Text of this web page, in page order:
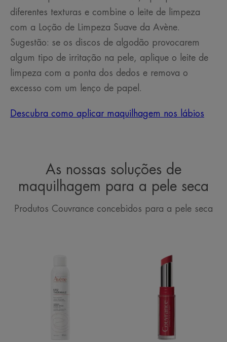
diferentes texturas e combine o leite de limpeza
com a Loção de Limpeza Suave da Avène.
Sugestão: se os discos de algodão provocarem
algum tipo de irritação na pele, aplique o leite de
limpeza com a ponta dos dedos e remova o
excesso com um lenço de papel.
Descubra como aplicar maquilhagem nos lábios
As nossas soluções de
maquilhagem para a pele seca
Produtos Couvrance concebidos para a pele seca
de
termal
Bálsamo
Embelezador
Rosa
Veludo